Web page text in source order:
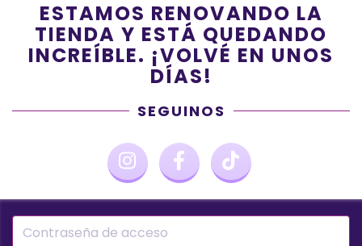
ESTAMOS RENOVANDO LA
TIENDA Y ESTÁ QUEDANDO
INCREÍBLE. ¡VOLVÉ EN UNOS
DÍAS!
SEGUINOS